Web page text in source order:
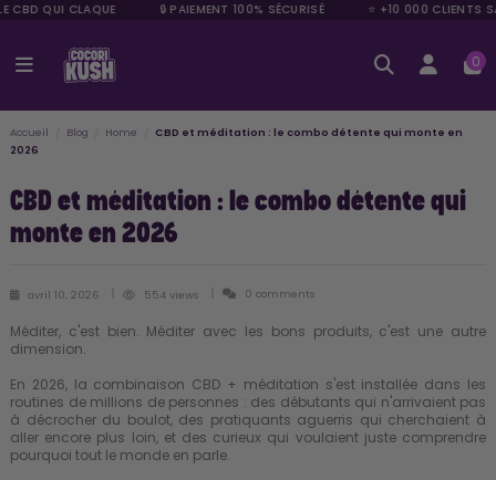
CBD QUI CLAQUE 🔒 PAIEMENT 100% SÉCURISÉ ⭐ +10 000 CLIENTS
0
Accueil Blog Home
CBD et méditation : le combo détente qui monte en
2026
CBD et méditation : le combo détente qui
monte en 2026
avril 10, 2026 554 views 0 comments
Méditer, c'est bien. Méditer avec les bons produits, c'est une autre
dimension.
En 2026, la combinaison CBD + méditation s'est installée dans les
routines de millions de personnes : des débutants qui n'arrivaient pas
à décrocher du boulot, des pratiquants aguerris qui cherchaient à
aller encore plus loin, et des curieux qui voulaient juste comprendre
pourquoi tout le monde en parle.